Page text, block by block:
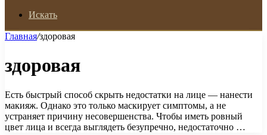
Искать
Главная/здоровая
здоровая
Есть быстрый способ скрыть недостатки на лице — нанести
макияж. Однако это только маскирует симптомы, а не
устраняет причину несовершенства. Чтобы иметь ровный
цвет лица и всегда выглядеть безупречно, недостаточно …